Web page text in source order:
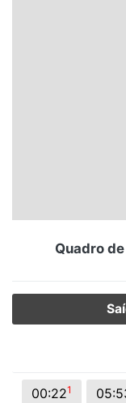
Quadro
00:221